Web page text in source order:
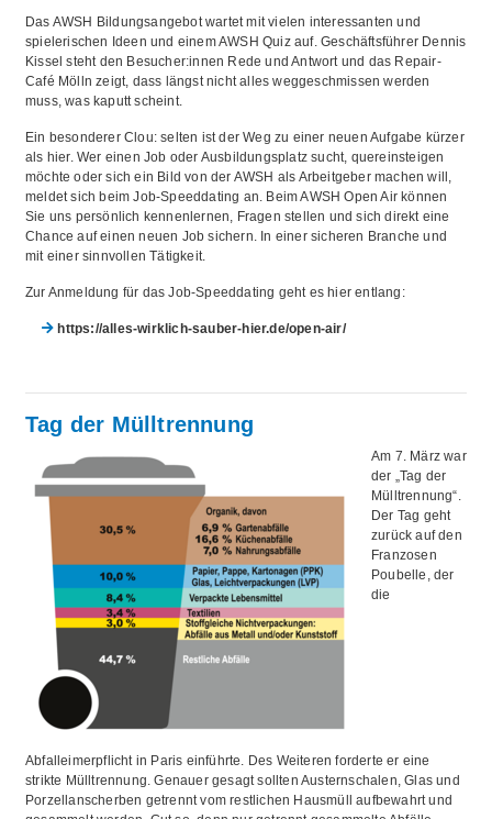
Das AWSH Bildungsangebot wartet mit vielen interessanten und
spielerischen Ideen und einem AWSH Quiz auf. Geschäftsführer Dennis
Kissel steht den Besucher:innen Rede und Antwort und das Repair-
Café Mölln zeigt, dass längst nicht alles weggeschmissen werden
muss, was kaputt scheint.
Ein besonderer Clou: selten ist der Weg zu einer neuen Aufgabe kürzer
als hier. Wer einen Job oder Ausbildungsplatz sucht, quereinsteigen
möchte oder sich ein Bild von der AWSH als Arbeitgeber machen will,
meldet sich beim Job-Speeddating an. Beim AWSH Open Air können
Sie uns persönlich kennenlernen, Fragen stellen und sich direkt eine
Chance auf einen neuen Job sichern. In einer sicheren Branche und
mit einer sinnvollen Tätigkeit.
Zur Anmeldung für das Job-Speeddating geht es hier entlang:
https://alles-wirklich-sauber-hier.de/open-air/
Tag der Mülltrennung
Am 7. März war
der „Tag der
Mülltrennung“.
Der Tag geht
zurück auf den
Franzosen
Poubelle, der
die
Abfalleimerpflicht in Paris einführte. Des Weiteren forderte er eine
strikte Mülltrennung. Genauer gesagt sollten Austernschalen, Glas und
Porzellanscherben getrennt vom restlichen Hausmüll aufbewahrt und